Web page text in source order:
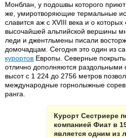
Монблан, у подошвы которого
же, умиротворяющие термальные
славится аж с XVIII века и о
высочайшей альпийской вершины
леди и джентльмены писали
домочадцам. Сегодня это один из
курортов Европы. Северные
отлично дополняются
высот с 1 224 до 2756 метров
международные горнолыжные
ранга.
Курорт Сестриере
компанией Фиат в
является одним из